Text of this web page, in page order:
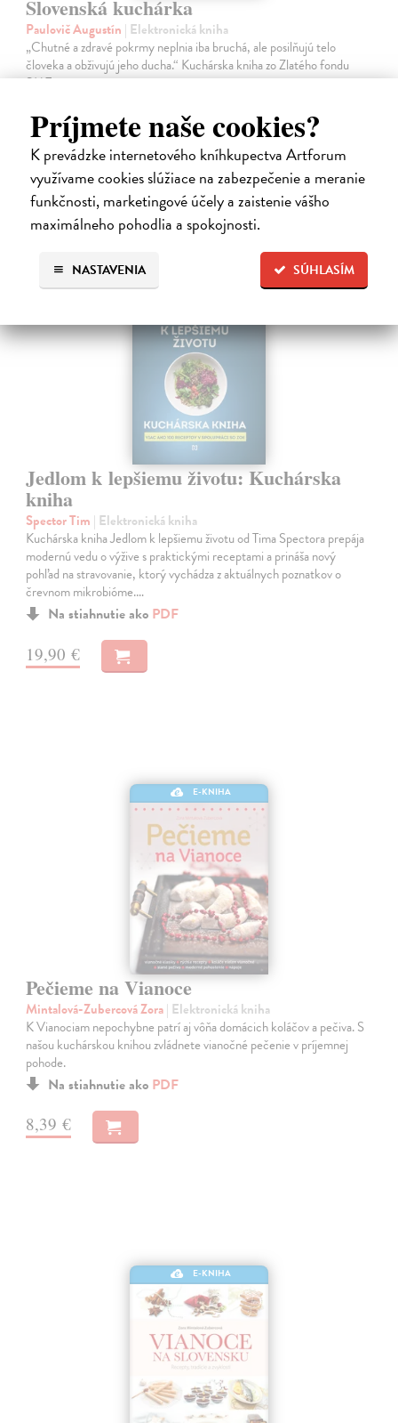
Príjmete naše cookies?
K prevádzke internetového kníhkupectva Artforum
využívame cookies slúžiace na zabezpečenie a meranie
funkčnosti, marketingové účely a zaistenie vášho
maximálneho pohodlia a spokojnosti.
SÚHLASÍM
NASTAVENIA
Slovenská kuchárka
Paulovič Augustín | Elektronická kniha
„Chutné a zdravé pokrmy neplnia iba bruchá, ale posilňujú telo
človeka a obživujú jeho ducha.“ Kuchárska kniha zo Zlatého fondu
SME.
5,99 €
Jedlom k lepšiemu životu: Kuchárska
kniha
Spector Tim | Elektronická kniha
Kuchárska kniha Jedlom k lepšiemu životu od Tima Spectora prepája
modernú vedu o výžive s praktickými receptami a prináša nový
pohľad na stravovanie, ktorý vychádza z aktuálnych poznatkov o
črevnom mikrobióme.…
Na stiahnutie ako PDF
19,90 €
E-KNIHA
Pečieme na Vianoce
Mintalová-Zubercová Zora| Elektronická kniha
K Vianociam nepochybne patrí aj vôňa domácich koláčov a pečiva. S
našou kuchárskou knihou zvládnete vianočné pečenie v príjemnej
pohode.
Na stiahnutie ako PDF
8,39 €
E-KNIHA